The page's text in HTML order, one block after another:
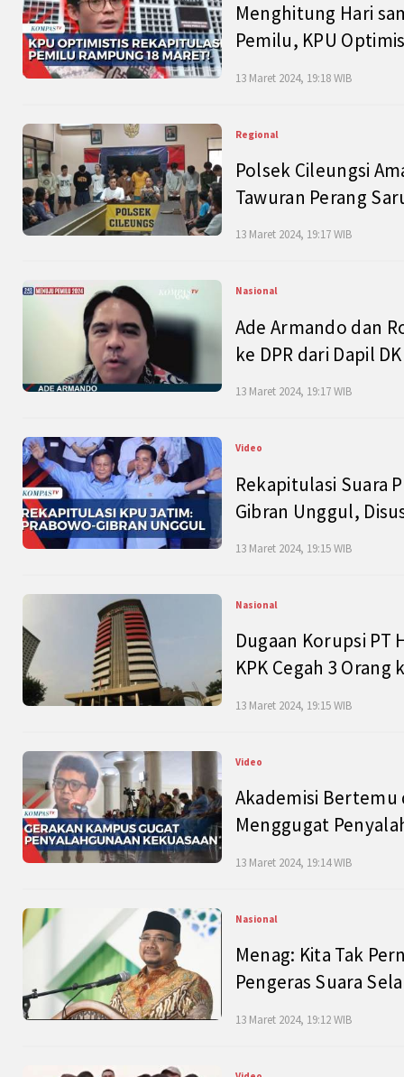
Menghitung Hari
Pemilu, KPU
13 Maret 2024, 19:18 WIB
Regional
Polsek Cileungsi
Tawuran Perang
13 Maret 2024, 19:17 WIB
Nasional
Ade Armando dan
ke DPR dari Dapil
13 Maret 2024, 19:17 WIB
Video
Rekapitulasi Suara
Gibran Unggul,
13 Maret 2024, 19:15 WIB
Nasional
Dugaan Korupsi PT
KPK Cegah 3 Orang
13 Maret 2024, 19:15 WIB
Video
Akademisi Bertemu
Menggugat
13 Maret 2024, 19:14 WIB
Nasional
Menag: Kita Tak
Pengeras Suara
13 Maret 2024, 19:12 WIB